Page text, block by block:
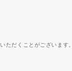
ただくことがございます。